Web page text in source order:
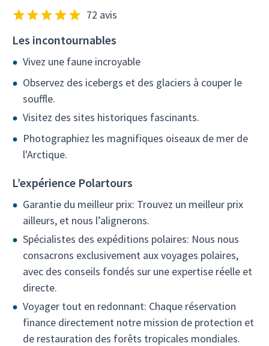
72 avis
Les incontournables
Vivez une faune incroyable
Observez des icebergs et des glaciers à couper le
souffle.
Visitez des sites historiques fascinants.
Photographiez les magnifiques oiseaux de mer de
l'Arctique.
L’expérience Polartours
Garantie du meilleur prix: Trouvez un meilleur prix
ailleurs, et nous l’alignerons.
Spécialistes des expéditions polaires: Nous nous
consacrons exclusivement aux voyages polaires,
avec des conseils fondés sur une expertise réelle et
directe.
Voyager tout en redonnant: Chaque réservation
finance directement notre mission de protection et
de restauration des forêts tropicales mondiales.